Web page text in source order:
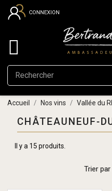
CONNEXION

Accueil Nos vins Vallée du
CHÂTEAUNEUF-
Il y a 15 produits.
Trier par